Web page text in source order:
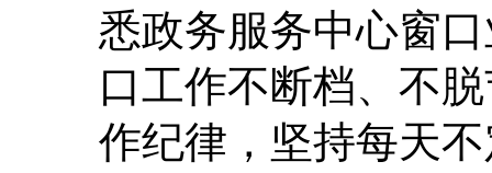
悉政务服务中心窗
口工作不断档、不
作纪律，坚持每天